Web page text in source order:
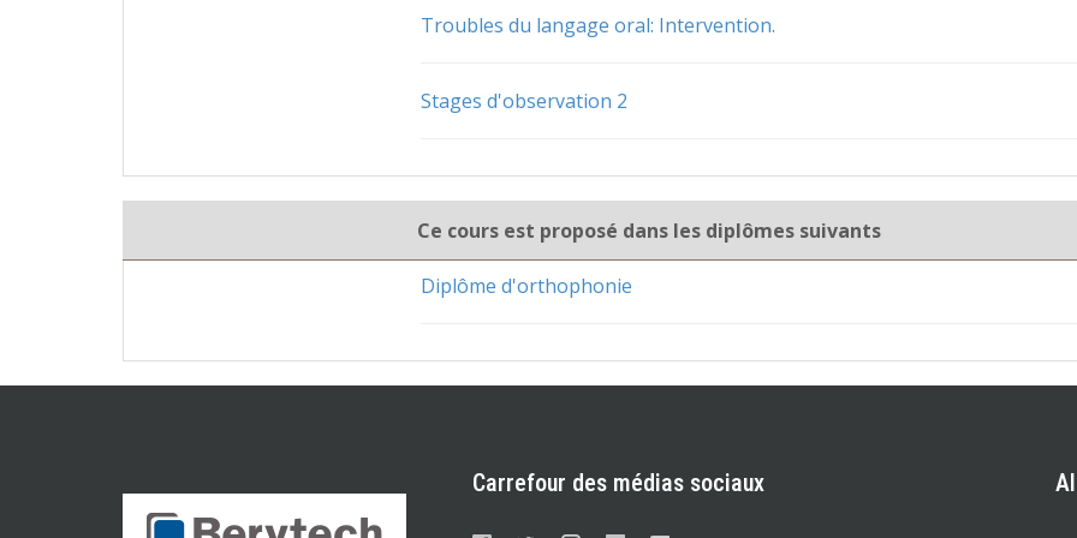
Troubles du langage oral: Intervention.
Stages d'observation 2
Ce cours est proposé dans les diplômes suivants
Diplôme d'orthophonie
Carrefour des médias sociaux